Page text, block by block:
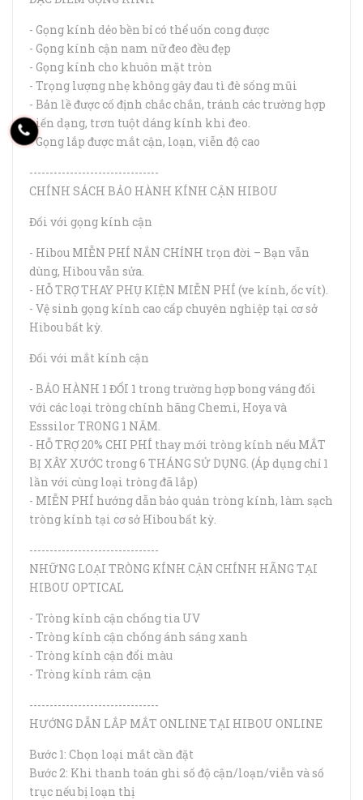
- Gọng kính dẻo bền bỉ có thể uốn cong được
- Gọng kính cận nam nữ đeo đều đẹp
- Gọng kính cho khuôn mặt tròn
- Trọng lượng nhẹ không gây đau tì đè sống mũi
- Bản lề được cố định chắc chắn, tránh các trường hợp
biến dạng, trơn tuột dáng kính khi đeo.
- Gọng lắp được mắt cận, loạn, viễn độ cao
--------------------------------
CHÍNH SÁCH BẢO HÀNH KÍNH CẬN HIBOU
Đối với gọng kính cận
- Hibou MIỄN PHÍ NẮN CHỈNH trọn đời – Bạn vẫn
dùng, Hibou vẫn sửa.
- HỖ TRỢ THAY PHỤ KIỆN MIỄN PHÍ (ve kính, ốc vít).
- Vệ sinh gọng kính cao cấp chuyên nghiệp tại cơ sở
Hibou bất kỳ.
Đối với mắt kính cận
- BẢO HÀNH 1 ĐỔI 1 trong trường hợp bong váng đối
với các loại tròng chính hãng Chemi, Hoya và
Esssilor TRONG 1 NĂM.
- HỖ TRỢ 20% CHI PHÍ thay mới tròng kính nếu MẮT
BỊ XÂY XƯỚC trong 6 THÁNG SỬ DỤNG. (Áp dụng chỉ 1
lần với cùng loại tròng đã lắp)
- MIỄN PHÍ hướng dẫn bảo quản tròng kính, làm sạch
tròng kính tại cơ sở Hibou bất kỳ.
--------------------------------
NHỮNG LOẠI TRÒNG KÍNH CẬN CHÍNH HÃNG TẠI
HIBOU OPTICAL
- Tròng kính cận chống tia UV
- Tròng kính cận chống ánh sáng xanh
- Tròng kính cận đổi màu
- Tròng kính râm cận
--------------------------------
HƯỚNG DẪN LẮP MẮT ONLINE TẠI HIBOU ONLINE
Bước 1: Chọn loại mắt cần đặt
Bước 2: Khi thanh toán ghi số độ cận/loạn/viễn và số
trục nếu bị loạn thị